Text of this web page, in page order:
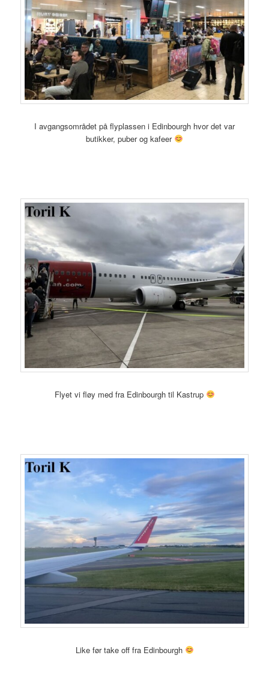
I avgangsområdet på flyplassen i Edinbourgh hvor det var
butikker, puber og kafeer
Flyet vi fløy med fra Edinbourgh til Kastrup
Like før take off fra Edinbourgh